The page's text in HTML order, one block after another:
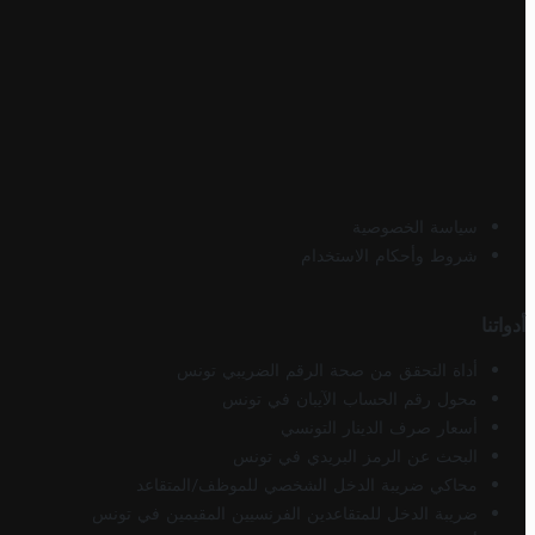
سياسة الخصوصية
شروط وأحكام الاستخدام
أدواتنا
أداة التحقق من صحة الرقم الضريبي تونس
محول رقم الحساب الآيبان في تونس
أسعار صرف الدينار التونسي
البحث عن الرمز البريدي في تونس
محاكي ضريبة الدخل الشخصي للموظف/المتقاعد
ضريبة الدخل للمتقاعدين الفرنسيين المقيمين في تونس